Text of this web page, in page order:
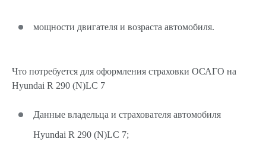
мощности двигателя и возраста автомобиля.
Что потребуется для оформления страховки ОСАГО на
Hyundai R 290 (N)LC 7
Данные владельца и страхователя автомобиля
Hyundai R 290 (N)LC 7;